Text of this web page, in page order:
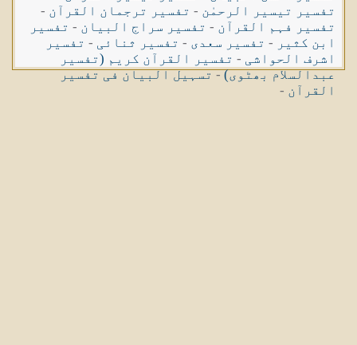
تفسیر تیسیر الرحمٰن - تفسیر ترجمان القرآن -
تفسیر فہم القرآن - تفسیر سراج البیان - تفسیر
ابن کثیر - تفسیر سعدی - تفسیر ثنائی - تفسیر
اشرف الحواشی - تفسیر القرآن کریم (تفسیر
عبدالسلام بھٹوی)-تسہیل البیان فی تفسیر
القرآن -